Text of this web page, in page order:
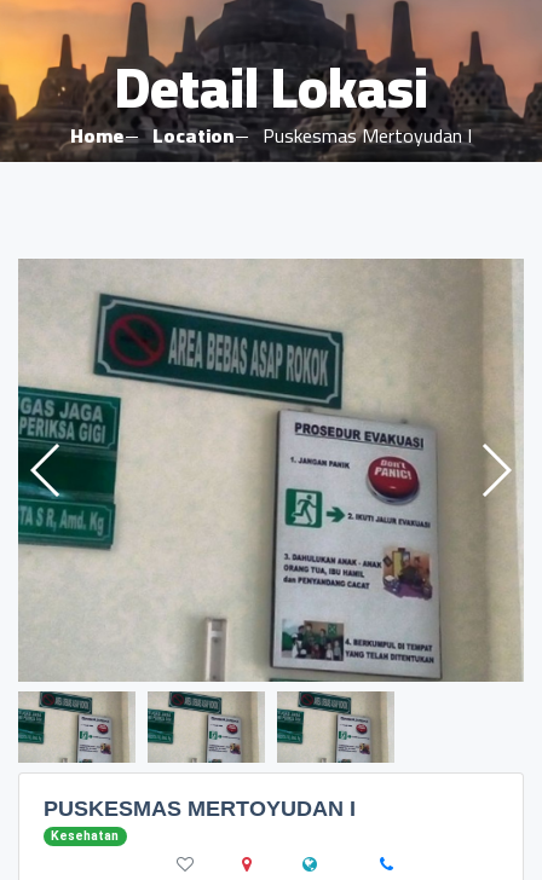
Detail Lokasi
Home Location Puskesmas Mertoyudan I
PUSKESMAS MERTOYUDAN I
Kesehatan